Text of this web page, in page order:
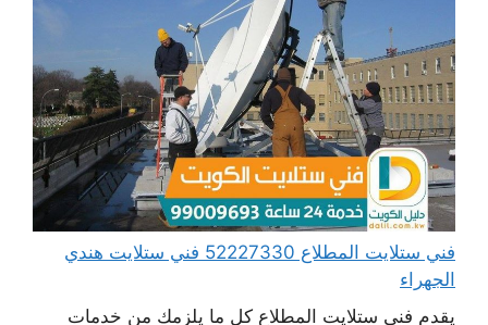
فني ستلايت المطلاع 52227330 فني ستلايت هندي
الجهراء
يقدم فني ستلايت المطلاع كل ما يلزمك من خدمات